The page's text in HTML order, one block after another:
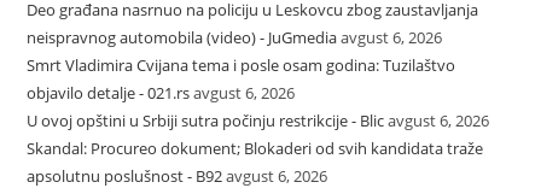
Deo građana nasrnuo na policiju u Leskovcu zbog zaustavljanja
neispravnog automobila (video) - JuGmediaavgust 6, 2026
Smrt Vladimira Cvijana tema i posle osam godina: Tuzilaštvo
objavilo detalje - 021.rsavgust 6, 2026
U ovoj opštini u Srbiji sutra počinju restrikcije - Blicavgust 6, 2026
Skandal: Procureo dokument; Blokaderi od svih kandidata traže
apsolutnu poslušnost - B92avgust 6, 2026